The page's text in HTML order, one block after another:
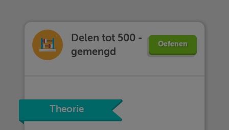
Delen tot 500 -
gemengd
Oefenen
Theorie